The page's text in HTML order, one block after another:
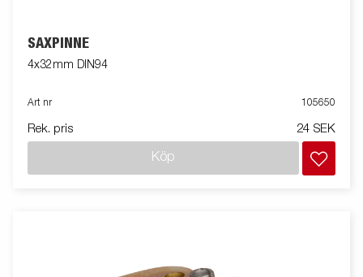
SAXPINNE
4x32mm DIN94
Art nr 105650
Rek. pris 24 SEK
Köp